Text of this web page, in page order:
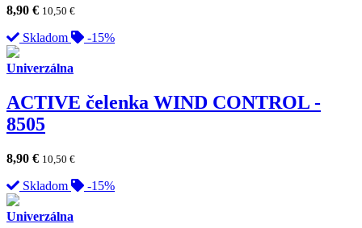
8,90 € 10,50 €
Skladom -15%
Univerzálna
ACTIVE čelenka WIND CONTROL -
8505
8,90 € 10,50 €
Skladom -15%
Univerzálna